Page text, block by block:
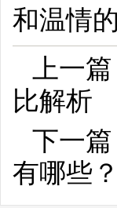
和温情
上一篇
比解析
下一篇
有哪些？